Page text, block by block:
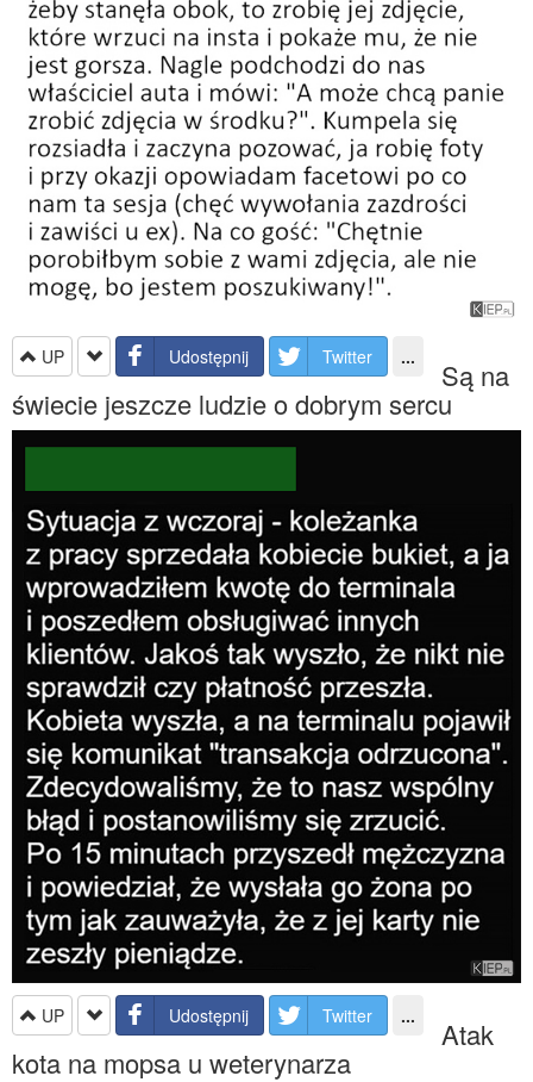
UP Udostępnij Twitter ... Są na
świecie jeszcze ludzie o dobrym sercu
UP Udostępnij Twitter ... Atak
kota na mopsa u weterynarza